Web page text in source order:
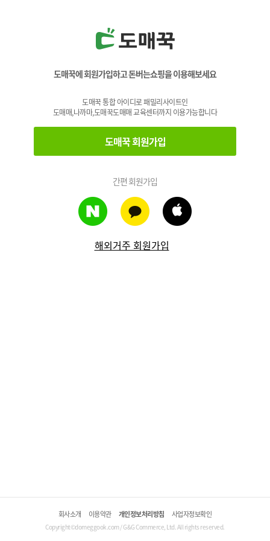
도매꾹에 회원가입하고 돈버는쇼핑을 이용해보세요
도매꾹 통합 아이디로 패밀리사이트인
도매매,나까마,도매꾹도매매 교육센터까지 이용가능합니다
도매꾹 회원가입
간편 회원가입
해외거주 회원가입
회사소개 이용약관 개인정보처리방침 사업자정보확인
Copyright©domeggook.com / G&G Commerce, Ltd. All rights reserved.